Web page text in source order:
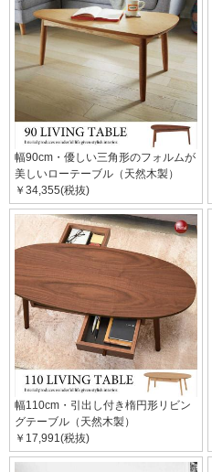
幅90cm・優しい三角形のフォルムが
美しいローテーブル（天然木製）
￥34,355(税抜)
幅110cm・引出し付き楕円形リビン
グテーブル（天然木製）
￥17,991(税抜)